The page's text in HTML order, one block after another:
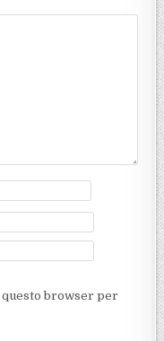
questo browser per